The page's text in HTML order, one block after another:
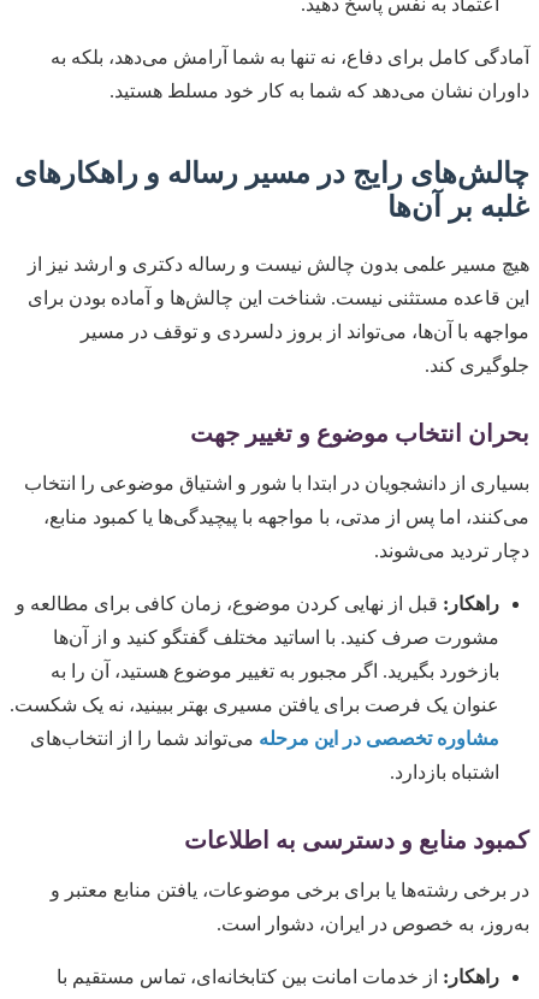
اعتماد به نفس پاسخ دهید.
آمادگی کامل برای دفاع، نه تنها به شما آرامش می‌دهد، بلکه به
داوران نشان می‌دهد که شما به کار خود مسلط هستید.
چالش‌های رایج در مسیر رساله و راهکارهای
غلبه بر آن‌ها
هیچ مسیر علمی بدون چالش نیست و رساله دکتری و ارشد نیز از
این قاعده مستثنی نیست. شناخت این چالش‌ها و آماده بودن برای
مواجهه با آن‌ها، می‌تواند از بروز دلسردی و توقف در مسیر
جلوگیری کند.
بحران انتخاب موضوع و تغییر جهت
بسیاری از دانشجویان در ابتدا با شور و اشتیاق موضوعی را انتخاب
می‌کنند، اما پس از مدتی، با مواجهه با پیچیدگی‌ها یا کمبود منابع،
دچار تردید می‌شوند.
راهکار: قبل از نهایی کردن موضوع، زمان کافی برای مطالعه و
مشورت صرف کنید. با اساتید مختلف گفتگو کنید و از آن‌ها
بازخورد بگیرید. اگر مجبور به تغییر موضوع هستید، آن را به
عنوان یک فرصت برای یافتن مسیری بهتر ببینید، نه یک شکست.
مشاوره تخصصی در این مرحله می‌تواند شما را از انتخاب‌های
اشتباه بازدارد.
کمبود منابع و دسترسی به اطلاعات
در برخی رشته‌ها یا برای برخی موضوعات، یافتن منابع معتبر و
به‌روز، به خصوص در ایران، دشوار است.
راهکار: از خدمات امانت بین کتابخانه‌ای، تماس مستقیم با